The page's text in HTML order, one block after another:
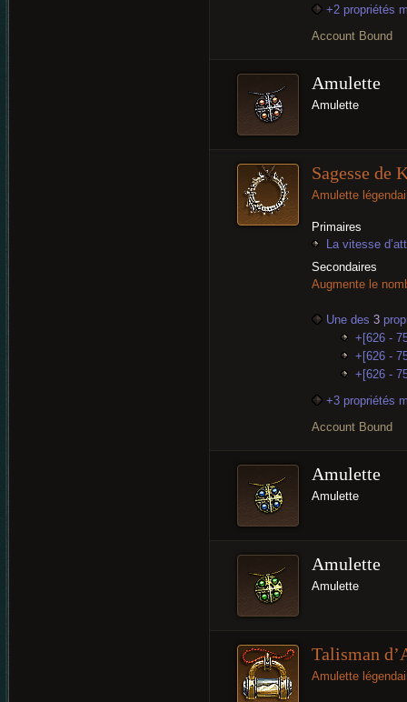
+2 propriétés
Account Bound
Amulette
Amulette
Sagesse de
Amulette
Primaires
La vitesse
Secondaires
Augmente le
Une des 3
+[626 -
+[626 -
+[626 -
+3 propriétés
Account Bound
Amulette
Amulette
Amulette
Amulette
Talisman
Amulette